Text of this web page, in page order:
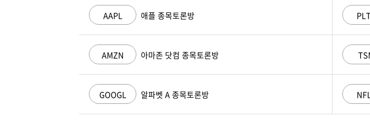
AAPL 애플 종목토론방
AMZN 아마존 닷컴 종목토론방
GOOGL 알파벳 A 종목토론방